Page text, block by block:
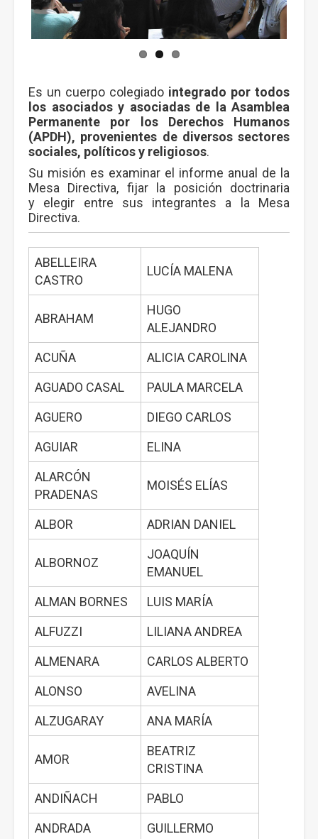
Es un cuerpo colegiado integrado por todos
los asociados y asociadas de la Asamblea
Permanente por los Derechos Humanos
(APDH), provenientes de diversos sectores
sociales, políticos y religiosos.
Su misión es examinar el informe anual de la
Mesa Directiva, fijar la posición doctrinaria
y elegir entre sus integrantes a la Mesa
Directiva.
ABELLEIRA
CASTRO
LUCÍA MALENA
ABRAHAM
HUGO
ALEJANDRO
ACUÑA
ALICIA CAROLINA
AGUADO CASAL
PAULA MARCELA
AGUERO
DIEGO CARLOS
AGUIAR
ELINA
ALARCÓN
PRADENAS
MOISÉS ELÍAS
ALBOR ADRIAN DANIEL
ALBORNOZ
JOAQUÍN
EMANUEL
ALMAN BORNES
LUIS MARÍA
ALFUZZI
LILIANA ANDREA
ALMENARA
CARLOS ALBERTO
ALONSO
AVELINA
ALZUGARAY
ANA MARÍA
AMOR
BEATRIZ
CRISTINA
ANDIÑACH
PABLO
ANDRADA
GUILLERMO